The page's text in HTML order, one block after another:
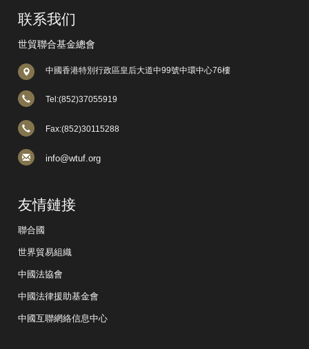
联系我们
世貿聯合基金總會
中國香港特別行政區皇后大道中99號中環中心76樓
Tel:(852)37055919
Fax:(852)30115288
info@wtuf.org
友情鏈接
聯合國
世界貿易組織
中國法協會
中國法律援助基金會
中國互聯網絡信息中心